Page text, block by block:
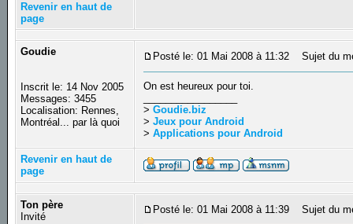
Revenir en haut de
page
Goudie
Inscrit le: 14 Nov 2005
Messages: 3455
Localisation: Rennes,
Montréal... par là quoi
Posté le: 01 Mai 2008 à 11:32 Sujet du
On est heureux pour toi.
>Goudie.biz
>Jeux pour Android
>Applications pour Android
Revenir en haut de
page
Ton père
Invité
Posté le: 01 Mai 2008 à 11:39 Sujet du